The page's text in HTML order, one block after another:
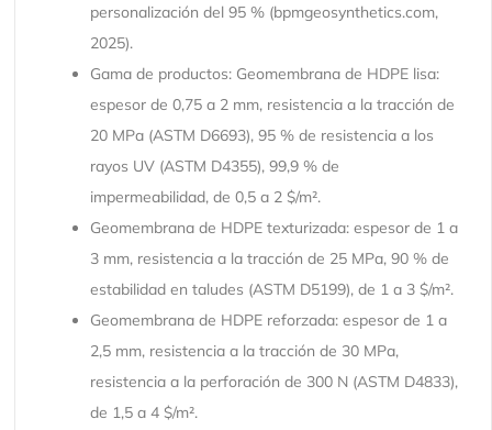
personalización del 95 % (bpmgeosynthetics.com,
2025).
Gama de productos: Geomembrana de HDPE lisa:
espesor de 0,75 a 2 mm, resistencia a la tracción de
20 MPa (ASTM D6693), 95 % de resistencia a los
rayos UV (ASTM D4355), 99,9 % de
impermeabilidad, de 0,5 a 2 $/m².
Geomembrana de HDPE texturizada: espesor de 1 a
3 mm, resistencia a la tracción de 25 MPa, 90 % de
estabilidad en taludes (ASTM D5199), de 1 a 3 $/m².
Geomembrana de HDPE reforzada: espesor de 1 a
2,5 mm, resistencia a la tracción de 30 MPa,
resistencia a la perforación de 300 N (ASTM D4833),
de 1,5 a 4 $/m².